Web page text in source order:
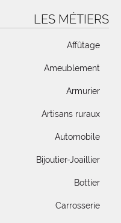
LES MÉTIERS
Affûtage
Ameublement
Armurier
Artisans ruraux
Automobile
Bijoutier-Joaillier
Bottier
Carrosserie